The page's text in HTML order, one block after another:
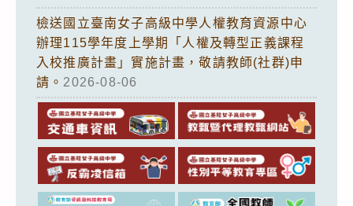
檢送國立臺南女子高級中學人權教育資源中心
辦理115學年度上學期「人權及轉型正義課程
入校推廣計畫」實施計畫，敬請教師(社群)申
請。 2026-08-06